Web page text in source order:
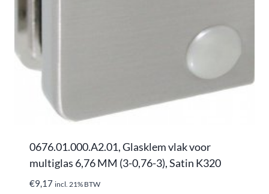
0676.01.000.A2.01, Glasklem vlak voor
multiglas 6,76 MM (3-0,76-3), Satin K320
€9,17 incl. 21% BTW